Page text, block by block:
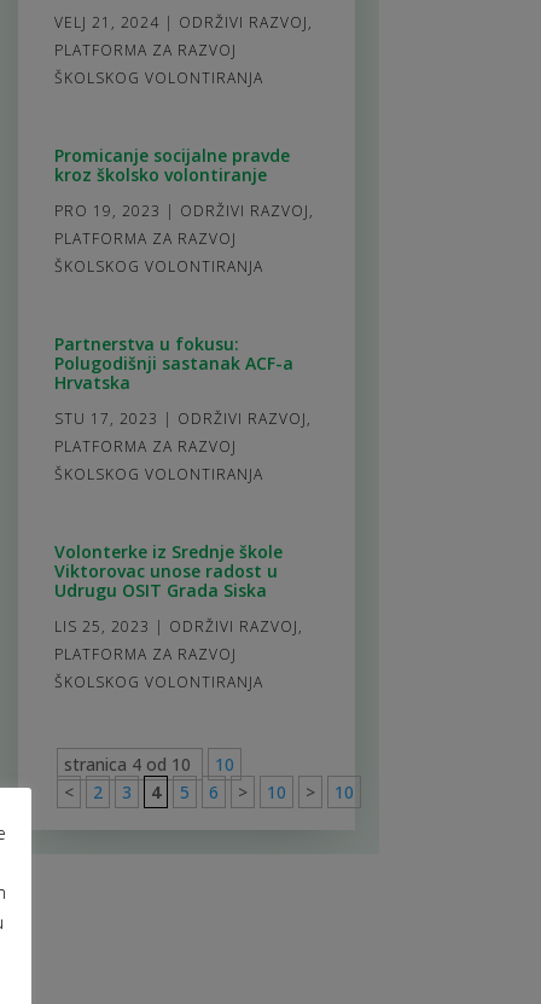
VELJ 21, 2024 | ODRŽIVI RAZVOJ,
PLATFORMA ZA RAZVOJ
ŠKOLSKOG VOLONTIRANJA
Promicanje socijalne pravde
kroz školsko volontiranje
PRO 19, 2023 | ODRŽIVI RAZVOJ,
PLATFORMA ZA RAZVOJ
ŠKOLSKOG VOLONTIRANJA
Partnerstva u fokusu:
Polugodišnji sastanak ACF-a
Hrvatska
STU 17, 2023 | ODRŽIVI RAZVOJ,
PLATFORMA ZA RAZVOJ
ŠKOLSKOG VOLONTIRANJA
Volonterke iz Srednje škole
Viktorovac unose radost u
Udrugu OSIT Grada Siska
LIS 25, 2023 | ODRŽIVI RAZVOJ,
PLATFORMA ZA RAZVOJ
ŠKOLSKOG VOLONTIRANJA
stranica 4 od 10
10
<
2 3 4 5 6 > 10 > 10